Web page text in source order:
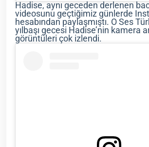
Hadise, aynı geceden derlenen
videosunu geçtiğimiz günlerde
hesabından paylaşmıştı. O Ses
yılbaşı gecesi Hadise’nin kamera
görüntüleri çok izlendi.